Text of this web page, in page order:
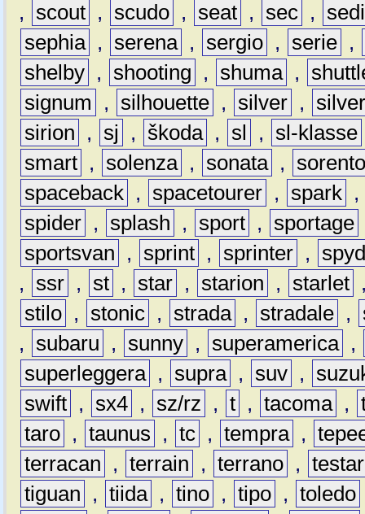
,
scout , scudo , seat , sec ,
sephia , serena , sergio , serie ,
shelby , shooting , shuma ,
signum
, silhouette , silver ,
sirion
, sj , škoda , sl , sl-klasse
smart , solenza , sonata ,
spaceback , spacetourer , spark ,
spider , splash , sport , sportage
sportsvan
, sprint , sprinter ,
,
ssr , st , star , starion , starlet
stilo , stonic , strada , stradale ,
,
subaru , sunny , superamerica ,
superleggera , supra , suv ,
swift , sx4 , sz/rz , t , tacoma ,
taro , taunus , tc , tempra ,
terracan
, terrain , terrano ,
tiguan
, tiida , tino , tipo , toledo